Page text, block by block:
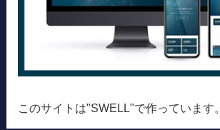
このサイトは"SWELL"で作っています。